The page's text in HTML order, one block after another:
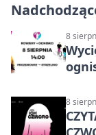
8
8